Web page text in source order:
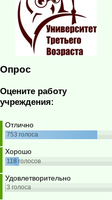
Опрос
Оцените работу
учреждения:
Отлично
753голоса
Хорошо
118 голосов
Удовлетворительно
3голоса